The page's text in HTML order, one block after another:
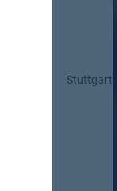
Stuttgart